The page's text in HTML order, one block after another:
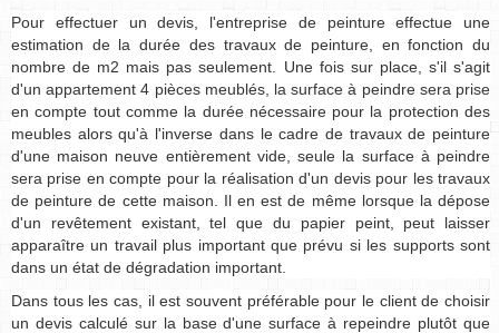
Pour effectuer un devis, l'entreprise de peinture effectue une
estimation de la durée des travaux de peinture, en fonction du
nombre de m2 mais pas seulement. Une fois sur place, s'il s'agit
d'un appartement 4 pièces meublés, la surface à peindre sera prise
en compte tout comme la durée nécessaire pour la protection des
meubles alors qu'à l'inverse dans le cadre de travaux de peinture
d'une maison neuve entièrement vide, seule la surface à peindre
sera prise en compte pour la réalisation d'un devis pour les travaux
de peinture de cette maison. Il en est de même lorsque la dépose
d'un revêtement existant, tel que du papier peint, peut laisser
apparaître un travail plus important que prévu si les supports sont
dans un état de dégradation important.
Dans tous les cas, il est souvent préférable pour le client de choisir
un devis calculé sur la base d'une surface à repeindre plutôt que